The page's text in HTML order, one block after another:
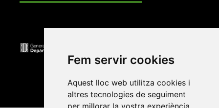
Fem servir cookies
Aquest lloc web utilitza cookies i
altres tecnologies de seguiment
per millorar la vostra experiència